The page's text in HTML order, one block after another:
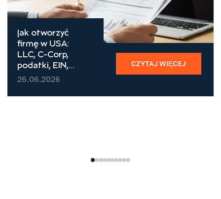
Jak otworzyć
firmę w USA:
LLC, C-Corp,
podatki, EIN,
bank (2026)
26.06.2026
CZYTAJ WIĘCEJ